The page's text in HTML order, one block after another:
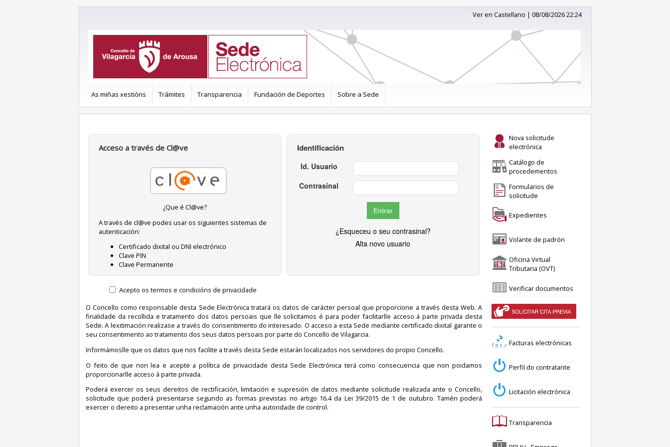
Ver en Castellano | 08/08/2026 22:24
As miñas xestións Trámites Transparencia Fundación de Deportes Sobre a Sede
Acceso a través de Cl@ve
¿Que é Cl@ve?
A través de cl@ve podes usar os siguientes sistemas de
autenticación:
Certificado dixital ou DNI electrónico
Clave PIN
Clave Permanente
Identificación
Id. Usuario
Contrasinal
¿Esqueceu o seu contrasinal?
Alta novo usuario
Acepto os termos e condicións de privacidade
O Concello como responsable desta Sede Electrónica tratará os datos de carácter persoal que proporcione a través desta Web. A
finalidade da recollida e tratamento dos datos persoais que lle solicitamos é para poder facilitarlle acceso á parte privada desta
Sede. A lexitimación realizase a través do consentimento do interesado. O acceso a esta Sede mediante certificado dixital garante o
seu consentimento ao tratamento dos seus datos persoais por parte do Concello de Vilagarcia.
Informámoslle que os datos que nos facilite a través desta Sede estarán localizados nos servidores do propio Concello.
O feito de que non lea e acepte a política de privacidade desta Sede Electrónica terá como consecuencia que non poidamos
proporcionarlle acceso á parte privada.
Poderá exercer os seus dereitos de rectificación, limitación e supresión de datos mediante solicitude realizada ante o Concello,
solicitude que poderá presentarse segundo as formas previstas no artigo 16.4 da Lei 39/2015 de 1 de outubro. Tamén poderá
exercer o dereito a presentar unha reclamación ante unha autoridade de control.
Nova solicitude
electrónica
Catálogo de
procedementos
Formularios de
solicitude
Expedientes
Volante de padrón
Oficina Virtual
Tributaria (OVT)
Verificar documentos
Facturas electrónicas
Perfil do contratante
Licitación electrónica
Transparencia